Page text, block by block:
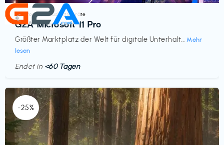
Elektronik & Haushaltsgeräte
G2A Microsoft 11 Pro
Größter Marktplatz der Welt für digitale Unterhalt... Mehr
lesen
€‎
Endet in <60 Tagen
-25%